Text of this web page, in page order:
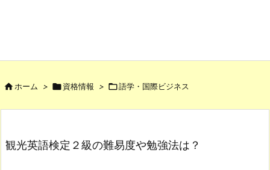
ホーム > 資格情報 > 語学・国際ビジネス
観光英語検定２級の難易度や勉強法は？